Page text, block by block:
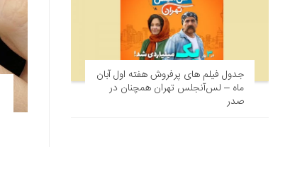
جدول فیلم های پرفروش هفته اول آبان
ماه – لس‌آنجلس تهران همچنان در
صدر